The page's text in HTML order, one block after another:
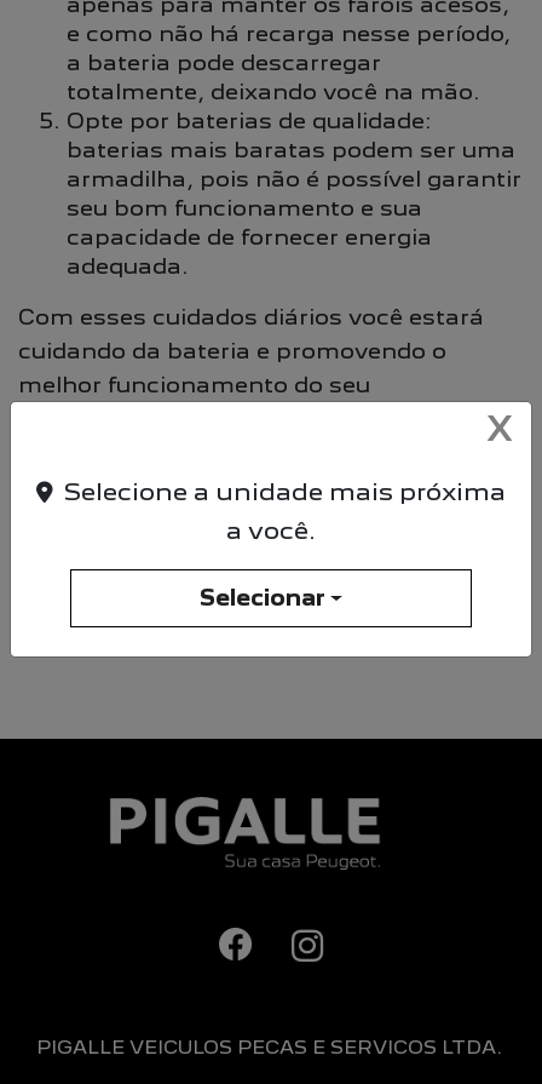
e como não há recarga nesse período,
a bateria pode descarregar
totalmente, deixando você na mão.
Opte por baterias de qualidade:
baterias mais baratas podem ser uma
armadilha, pois não é possível garantir
seu bom funcionamento e sua
capacidade de fornecer energia
adequada.
Com esses cuidados diários você estará
cuidando da bateria e promovendo o
melhor funcionamento do seu
veículo! Compartilhe este conteúdo com
também possam cuidar da bateria do
Compartilhe esse artigo nas redes sociais:
PIGALLE VEICULOS PECAS E SERVICOS LTDA.
X
Selecione a unidade mais próxima
a você.
Selecionar